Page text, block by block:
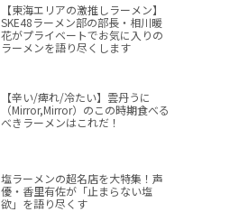
【東海エリアの激推しラーメン】
SKE48ラーメン部の部長・相川暖
花がプライベートでお気に入りの
ラーメンを語り尽くします
【辛い/痺れ/冷たい】雲丹うに
（Mirror,Mirror）のこの時期食べる
べきラーメンはこれだ！
塩ラーメンの超名店を大特集！声
優・香里有佐が「止まらない塩
欲」を語り尽くす